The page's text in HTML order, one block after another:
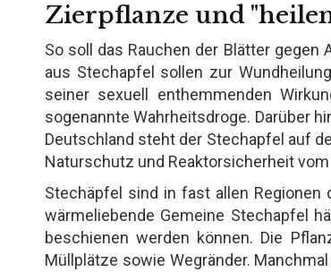
Zierpflanze und
So soll das Rauchen der Blätter
aus Stechapfel sollen zur
seiner sexuell enthemmenden
sogenannte Wahrheitsdroge. Darüber
Deutschland steht der Stechapfel auf
Naturschutz und Reaktorsicherheit vom
Stechäpfel sind in fast allen
wärmeliebende Gemeine Stechapfel
beschienen werden können. Die
Müllplätze sowie Wegränder.